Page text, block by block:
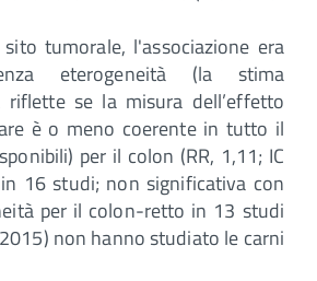
tumorale, l'associazione era
eterogeneità (la stima
riflette se la misura dell’effetto
è o meno coerente in tutto il
per il colon (RR, 1,11; IC
16 studi; non significativa con
per il colon-retto in 13 studi
non hanno studiato le carni